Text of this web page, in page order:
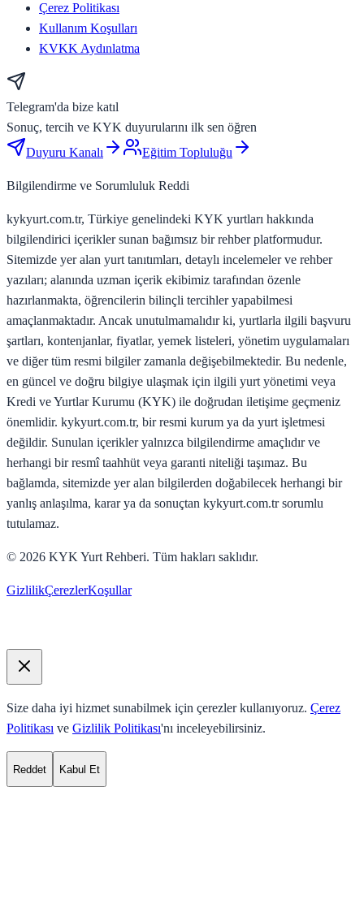
Çerez Politikası
Kullanım Koşulları
KVKK Aydınlatma
Telegram'da bize katıl
Sonuç, tercih ve KYK duyurularını ilk sen öğren
Duyuru Kanalı
Eğitim Topluluğu
Bilgilendirme ve Sorumluluk Reddi
kykyurt.com.tr, Türkiye genelindeki KYK yurtları hakkında
bilgilendirici içerikler sunan bağımsız bir rehber platformudur.
Sitemizde yer alan yurt tanıtımları, detaylı incelemeler ve rehber
yazıları; alanında uzman içerik ekibimiz tarafından özenle
hazırlanmakta, öğrencilerin bilinçli tercihler yapabilmesi
amaçlanmaktadır. Ancak unutulmamalıdır ki, yurtlarla ilgili başvuru
şartları, kontenjanlar, fiyatlar, yemek listeleri, yönetim uygulamaları
ve diğer tüm resmi bilgiler zamanla değişebilmektedir. Bu nedenle,
en güncel ve doğru bilgiye ulaşmak için ilgili yurt yönetimi veya
Kredi ve Yurtlar Kurumu (KYK) ile doğrudan iletişime geçmeniz
önemlidir. kykyurt.com.tr, bir resmi kurum ya da yurt işletmesi
değildir. Sunulan içerikler yalnızca bilgilendirme amaçlıdır ve
herhangi bir resmî taahhüt veya garanti niteliği taşımaz. Bu
bağlamda, sitemizde yer alan bilgilerden doğabilecek herhangi bir
yanlış anlaşılma, karar ya da sonuçtan kykyurt.com.tr sorumlu
tutulamaz.
© 2026 KYK Yurt Rehberi. Tüm hakları saklıdır.
GizlilikÇerezlerKoşullar
Size daha iyi hizmet sunabilmek için çerezler kullanıyoruz. Çerez
Politikası ve Gizlilik Politikası'nı inceleyebilirsiniz.
Reddet Kabul Et